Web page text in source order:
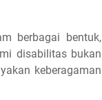
berbagai bentuk,
disabilitas bukan
keberagaman